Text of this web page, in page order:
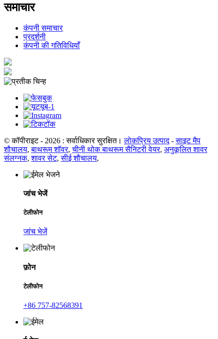
समाचार
कंपनी समाचार
प्रदर्शनी
कंपनी की गतिविधियाँ
© कॉपीराइट - 2026 : सर्वाधिकार सुरक्षित। लोकप्रिय उत्पाद-साइट मैप
शौचालय,बाथरूम शॉवर,चीनी थोक बाथरूम सैनिटरी वेयर, अनुकूलित शावर
संलग्नक,शावर सेट,सीई शौचालय,
जांच भेजें
टेलीफोन
जांच भेजें
फ़ोन
टेलीफोन
+86 757-82568391